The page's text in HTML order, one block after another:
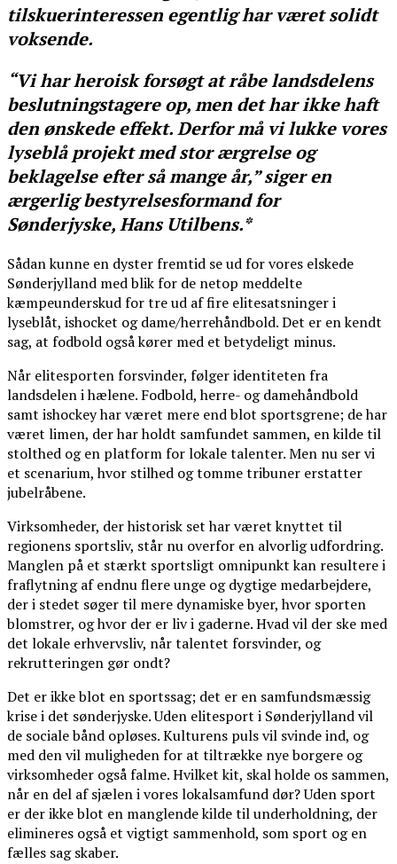
tilskuerinteressen egentlig har været solidt
voksende.
“Vi har heroisk forsøgt at råbe landsdelens
beslutningstagere op, men det har ikke haft
den ønskede effekt. Derfor må vi lukke vores
lyseblå projekt med stor ærgrelse og
beklagelse efter så mange år,” siger en
ærgerlig bestyrelsesformand for
Sønderjyske, Hans Utilbens.*
Sådan kunne en dyster fremtid se ud for vores elskede
Sønderjylland med blik for de netop meddelte
kæmpeunderskud for tre ud af fire elitesatsninger i
lyseblåt, ishocket og dame/herrehåndbold. Det er en kendt
sag, at fodbold også kører med et betydeligt minus.
Når elitesporten forsvinder, følger identiteten fra
landsdelen i hælene. Fodbold, herre- og damehåndbold
samt ishockey har været mere end blot sportsgrene; de har
været limen, der har holdt samfundet sammen, en kilde til
stolthed og en platform for lokale talenter. Men nu ser vi
et scenarium, hvor stilhed og tomme tribuner erstatter
jubelråbene.
Virksomheder, der historisk set har været knyttet til
regionens sportsliv, står nu overfor en alvorlig udfordring.
Manglen på et stærkt sportsligt omnipunkt kan resultere i
fraflytning af endnu flere unge og dygtige medarbejdere,
der i stedet søger til mere dynamiske byer, hvor sporten
blomstrer, og hvor der er liv i gaderne. Hvad vil der ske med
det lokale erhvervsliv, når talentet forsvinder, og
rekrutteringen gør ondt?
Det er ikke blot en sportssag; det er en samfundsmæssig
krise i det sønderjyske. Uden elitesport i Sønderjylland vil
de sociale bånd opløses. Kulturens puls vil svinde ind, og
med den vil muligheden for at tiltrække nye borgere og
virksomheder også falme. Hvilket kit, skal holde os sammen,
når en del af sjælen i vores lokalsamfund dør? Uden sport
er der ikke blot en manglende kilde til underholdning, der
elimineres også et vigtigt sammenhold, som sport og en
fælles sag skaber.